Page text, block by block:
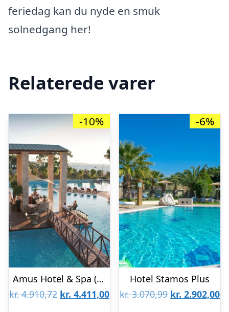
feriedag kan du nyde en smuk
solnedgang her!
Relaterede varer
-10%
Amus Hotel & Spa (Tidligere Rhodes Bay Hotel)
kr.4.910,72 Den
kr. 4.411,00Den
-6%
Hotel Stamos Plus
kr.3.070,99 Den
kr. 2.902,00